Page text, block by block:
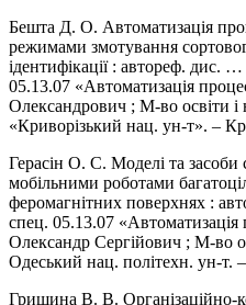
Бешта Д. О. Автоматизація
режимами змотування
ідентифікації : автореф. дис.
05.13.07 «Автоматизація
Олександрович ; М-во освіти
«Криворізький нац. ун-т». –
Герасін О. С. Моделі та
мобільними роботами
феромагнітних поверхнях :
спец. 05.13.07 «Автоматизація
Олександр Сергійович ; М-во
Одеський нац. політехн. ун-т.
Гришина В. В. Організаційно-